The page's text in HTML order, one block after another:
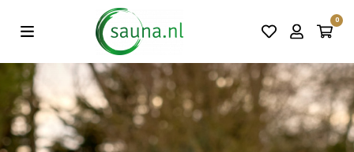
0
Vind de beste acties in één klik!